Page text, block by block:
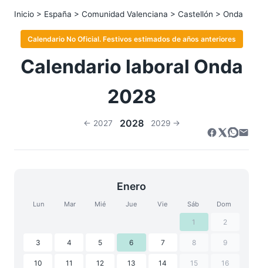
Inicio > España > Comunidad Valenciana > Castellón > Onda
Calendario No Oficial. Festivos estimados de años anteriores
Calendario laboral Onda
2028
← 2027 2028 2029 →
Enero
Lun Mar Mié Jue Vie Sáb Dom
1 2
3 4 5 6 7 8 9
10 11 12 13 14 15 16